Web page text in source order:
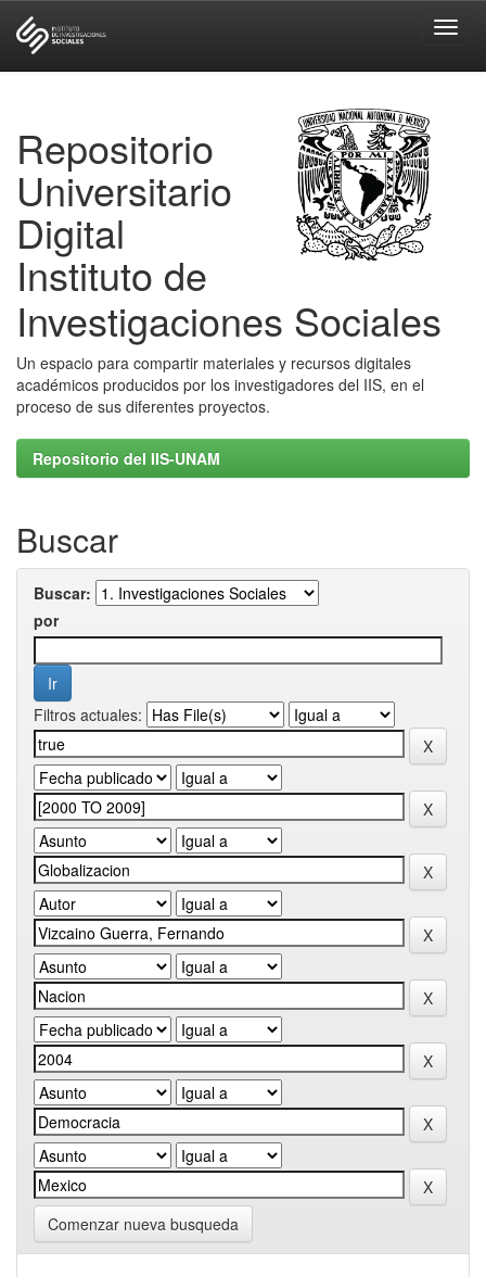
Repositorio
Universitario
Digital
Instituto de
Investigaciones Sociales
Un espacio para compartir materiales y recursos digitales
académicos producidos por los investigadores del IIS, en el
proceso de sus diferentes proyectos.
Repositorio del IIS-UNAM
Buscar
Buscar:
por
Filtros actuales:
Comenzar nueva busqueda